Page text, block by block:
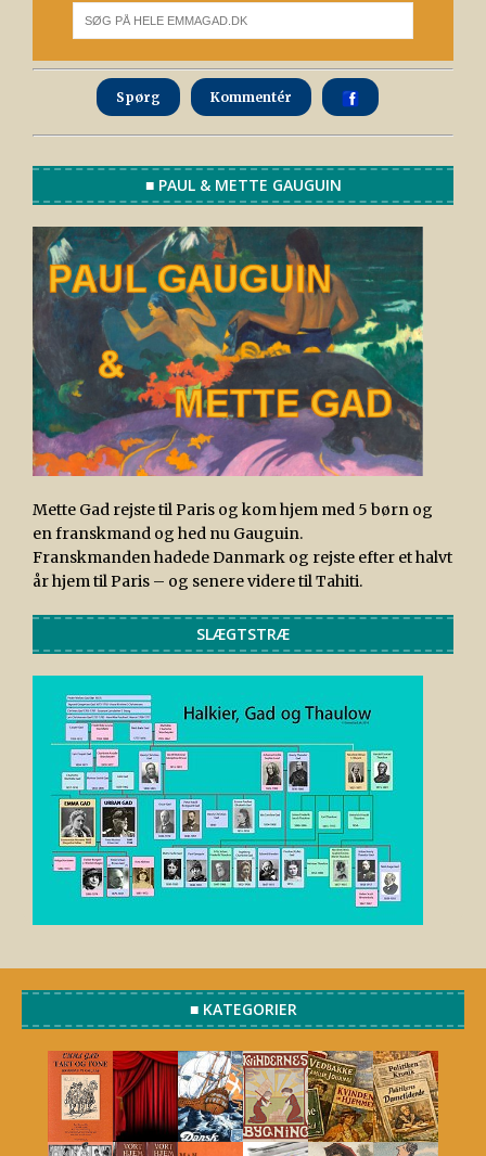
Spørg Kommentér
■ PAUL & METTE GAUGUIN
Mette Gad rejste til Paris og kom hjem med 5 børn og
en franskmand og hed nu Gauguin.
Franskmanden hadede Danmark og rejste efter et halvt
år hjem til Paris – og senere videre til Tahiti.
SLÆGTSTRÆ
■ KATEGORIER